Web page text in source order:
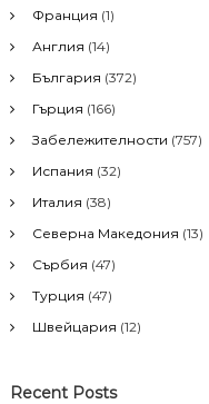
Франция (1)
Англия (14)
България (372)
Гърция (166)
Забележителности (757)
Испания (32)
Италия (38)
Северна Македония (13)
Сърбия (47)
Турция (47)
Швейцария (12)
Recent Posts